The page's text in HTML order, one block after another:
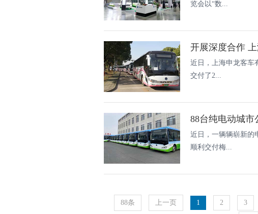
览会以“数...
近日，上海申龙客车
交付了2...
88台纯电动城
近日，一辆辆崭新的
顺利交付梅...
88条 上一页 1 2 3